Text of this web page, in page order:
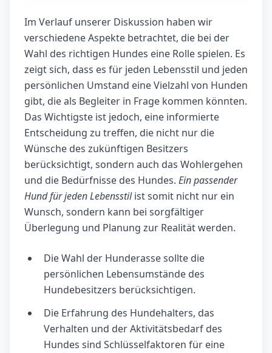
Im Verlauf unserer Diskussion haben wir
verschiedene Aspekte betrachtet, die bei der
Wahl des richtigen Hundes eine Rolle spielen. Es
zeigt sich, dass es für jeden Lebensstil und jeden
persönlichen Umstand eine Vielzahl von Hunden
gibt, die als Begleiter in Frage kommen könnten.
Das Wichtigste ist jedoch, eine informierte
Entscheidung zu treffen, die nicht nur die
Wünsche des zukünftigen Besitzers
berücksichtigt, sondern auch das Wohlergehen
und die Bedürfnisse des Hundes. Ein passender
Hund für jeden Lebensstilist somit nicht nur ein
Wunsch, sondern kann bei sorgfältiger
Überlegung und Planung zur Realität werden.
Die Wahl der Hunderasse sollte die
persönlichen Lebensumstände des
Hundebesitzers berücksichtigen.
Die Erfahrung des Hundehalters, das
Verhalten und der Aktivitätsbedarf des
Hundes sind Schlüsselfaktoren für eine